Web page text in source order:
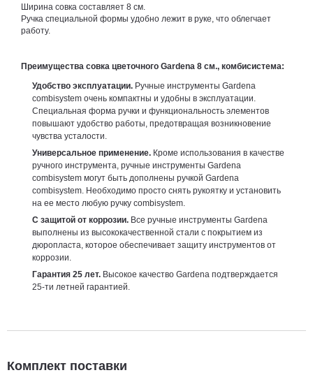
Ширина совка составляет 8 см.
Ручка специальной формы удобно лежит в руке, что облегчает
работу.
Преимущества совка цветочного Gardena 8 см., комбисистема:
Удобство эксплуатации. Ручные инструменты Gardena
сombisystem очень компактны и удобны в эксплуатации.
Специальная форма ручки и функциональность элементов
повышают удобство работы, предотвращая возникновение
чувства усталости.
Универсальное применение. Кроме использования в качестве
ручного инструмента, ручные инструменты Gardena
сombisystem могут быть дополнены ручкой Gardena
сombisystem. Необходимо просто снять рукоятку и установить
на ее место любую ручку сombisystem.
С защитой от коррозии. Все ручные инструменты Gardena
выполнены из высококачественной стали с покрытием из
дюропласта, которое обеспечивает защиту инструментов от
коррозии.
Гарантия 25 лет. Высокое качество Gardena подтверждается
25-ти летней гарантией.
Комплект поставки